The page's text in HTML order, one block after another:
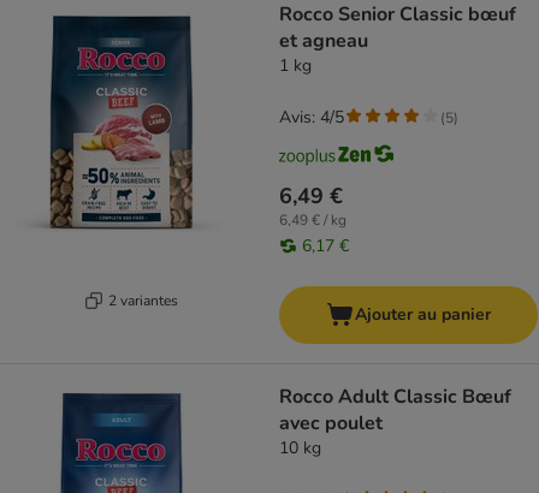
2 variantes
Rocco Senior Classic bœuf
et agneau
1 kg
6,49 €
6,49 € / kg
6,17 €
Avis: 4/5 (5)
Ajouter au panier
Rocco Adult Classic Bœuf
avec poulet
10 kg